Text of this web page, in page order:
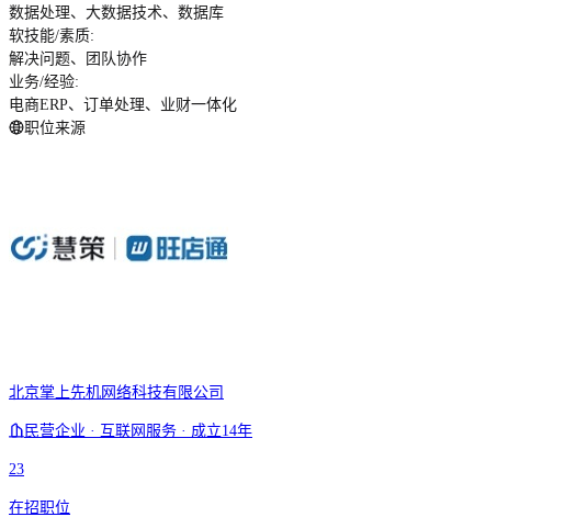
数据处理、大数据技术、数据库
软技能/素质:
解决问题、团队协作
业务/经验:
电商ERP、订单处理、业财一体化
职位来源
北京掌上先机网络科技有限公司
民营企业 · 互联网服务 · 成立14年
23
在招职位